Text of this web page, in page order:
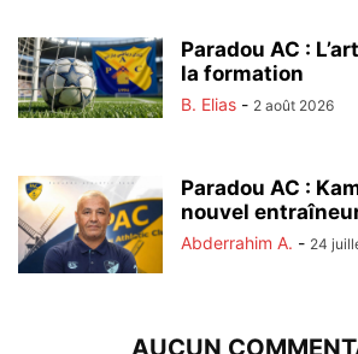
Paradou AC :
la formation
B. Elias - 2 août 2026
Paradou AC :
nouvel
Abderrahim A. - 24
AUCUN